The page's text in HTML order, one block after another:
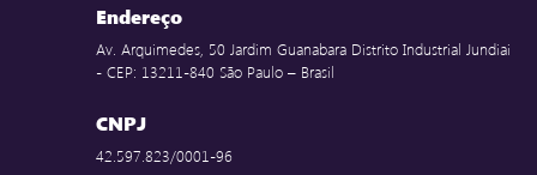
Endereço
Av. Arquimedes, 50 Jardim Guanabara Distrito Industrial Jundiai
- CEP: 13211-840 São Paulo – Brasil
CNPJ
42.597.823/0001-96